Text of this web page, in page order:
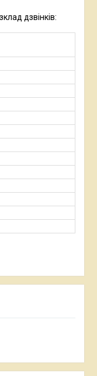
дзвінків: